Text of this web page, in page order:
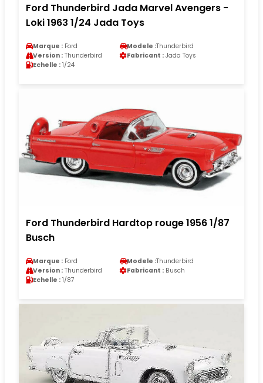
Ford Thunderbird Jada Marvel Avengers -
Loki 1963 1/24 Jada Toys
Marque : Ford Modele :Thunderbird
Version : Thunderbird Fabricant : Jada Toys
Echelle : 1/24
Ford Thunderbird Hardtop rouge 1956 1/87
Busch
Marque : Ford Modele :Thunderbird
Version : Thunderbird Fabricant : Busch
Echelle : 1/87